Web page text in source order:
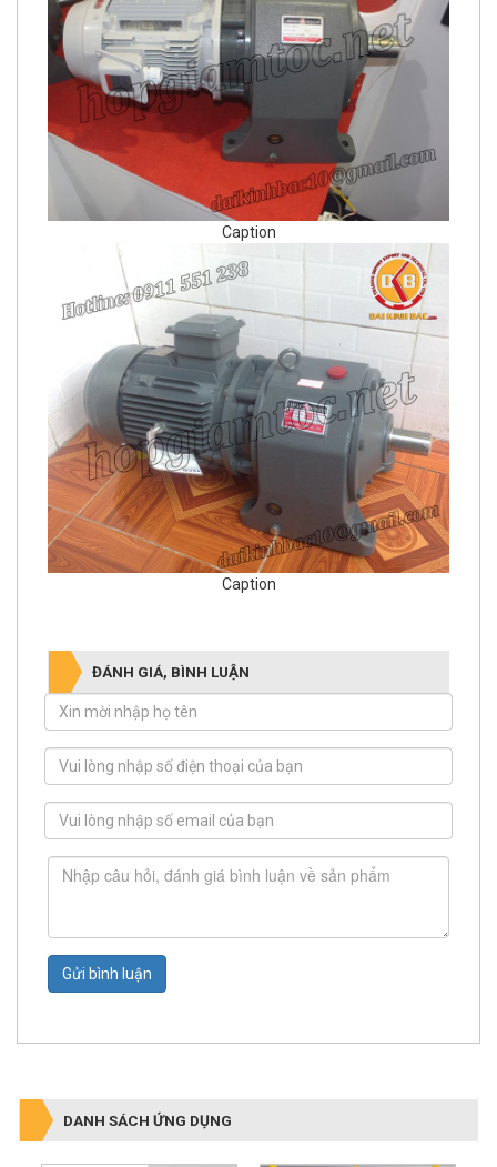
Caption
Caption
ĐÁNH GIÁ, BÌNH LUẬN
Gửi bình luận
DANH SÁCH ỨNG DỤNG